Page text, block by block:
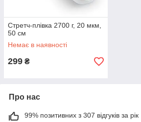
Стретч-плівка 2700 г, 20 мкм,
50 см
Немає в наявності
299 ₴
Про нас
99% позитивних з 307 відгуків за рік